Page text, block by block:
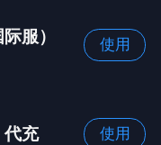
服）
使用
代充 使用